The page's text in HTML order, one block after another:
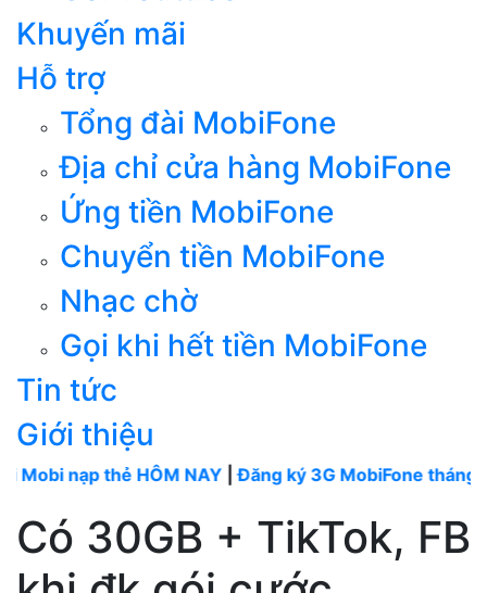
Khuyến mãi
Hỗ trợ
Tổng đài MobiFone
Địa chỉ cửa hàng MobiFone
Ứng tiền MobiFone
Chuyển tiền MobiFone
Nhạc chờ
Gọi khi hết tiền MobiFone
Tin tức
Giới thiệu
thẻ HÔM NAY|Đăng ký 3G MobiFone tháng----
Có 30GB + TikTok, FB